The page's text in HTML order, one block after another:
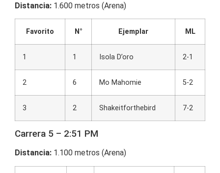
Distancia: 1.600 metros (Arena)
Favorito N° Ejemplar ML
1 1 Isola D’oro 2-1
2 6 Mo Mahomie 5-2
3 2 Shakeitforthebird 7-2
Carrera 5 – 2:51 PM
Distancia: 1.100 metros (Arena)